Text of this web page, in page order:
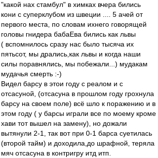
"какой нах стамбул" в химках вчера бились
кони с суперклубом из швеции .... 5 ачей от
первого места, по словам ихнего говорящей
головы гнидера бабаЕва бились как львы
( вспомнилось сразу нас было тысяча их
пятьсот, мы дрались,как львы и когда наши
силы поравнялись, мы побежали...) мудакам
мудачья смерть :-)
Видел барсу в этои году с реалом и с
отсасуной, (отсасуна в прошлом году грохнула
барсу на своем поле) всё шло к поражению и в
этом году ( у барсы играли все по моему кроме
хави тот вышел на замену), но дожали
вытянули 2-1, так вот при 0-1 барса суетилась
(второй тайм) и доходила,до шрафной, теряла
мяч отсасуна в контригру итд итп.